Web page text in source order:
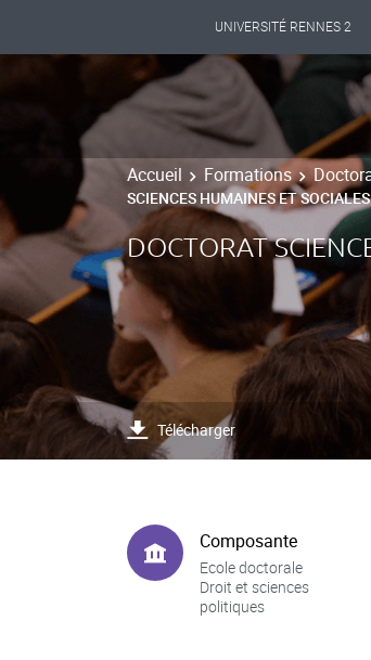
UNIVERSITÉ RENNES 2
Accueil Formations
SCIENCES HUMAINES ET SOCIALES
DOCTORAT
Télécharger
Composante
Ecole doctorale
Droit et sciences
politiques